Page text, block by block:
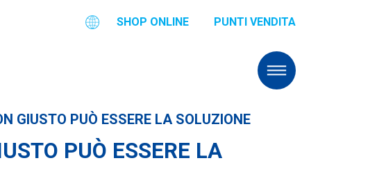
SHOP ONLINE PUNTI VENDITA
GIUSTO PUÒ ESSERE LA SOLUZIONE
PUÒ ESSERE LA